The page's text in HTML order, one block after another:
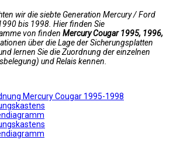
wir die siebte Generation Mercury / Ford
bis 1998. Hier finden Sie
von finden Mercury Cougar 1995, 1996,
über die Lage der Sicherungsplatten
lernen Sie die Zuordnung der einzelnen
und Relais kennen.
Mercury Cougar 1995-1998